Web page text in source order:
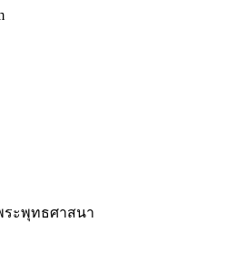
ระพุทธศาสนา